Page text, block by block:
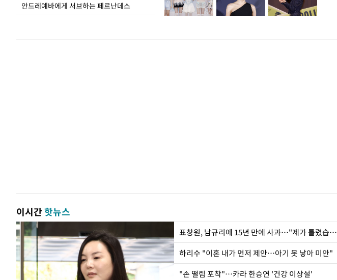
안드레예바에게 서브하는 페르난데스
이시간핫뉴스
표창원, 남규리에 15년 만에 사과…"제가 틀렸습니다"
하리수 "이혼 내가 먼저 제안…아기 못 낳아 미안"
"손 떨림 포착"…카라 한승연 '건강 이상설'